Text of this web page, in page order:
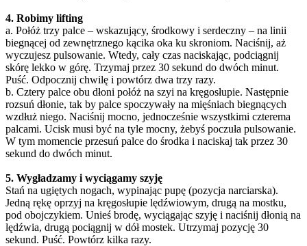
4. Robimy lifting
a. Połóż trzy palce – wskazujący, środkowy i serdeczny – na linii
biegnącej od zewnętrznego kącika oka ku skroniom. Naciśnij, aż
wyczujesz pulsowanie. Wtedy, cały czas naciskając, podciągnij
skórę lekko w górę. Trzymaj przez 30 sekund do dwóch minut.
Puść. Odpocznij chwilę i powtórz dwa trzy razy.
b. Cztery palce obu dłoni połóż na szyi na kręgosłupie. Następnie
rozsuń dłonie, tak by palce spoczywały na mięśniach biegnących
wzdłuż niego. Naciśnij mocno, jednocześnie wszystkimi czterema
palcami. Ucisk musi być na tyle mocny, żebyś poczuła pulsowanie.
W tym momencie przesuń palce do środka i naciskaj tak przez 30
sekund do dwóch minut.
5. Wygładzamy i wyciągamy szyję
Stań na ugiętych nogach, wypinając pupę (pozycja narciarska).
Jedną rękę oprzyj na kręgosłupie lędźwiowym, drugą na mostku,
pod obojczykiem. Unieś brodę, wyciągając szyję i naciśnij dłonią na
lędźwia, drugą pociągnij w dół mostek. Utrzymaj pozycję 30
sekund. Puść. Powtórz kilka razy.